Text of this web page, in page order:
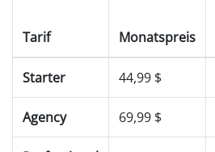
Tarif Monatspreis
Starter 44,99 $
Agency 69,99 $